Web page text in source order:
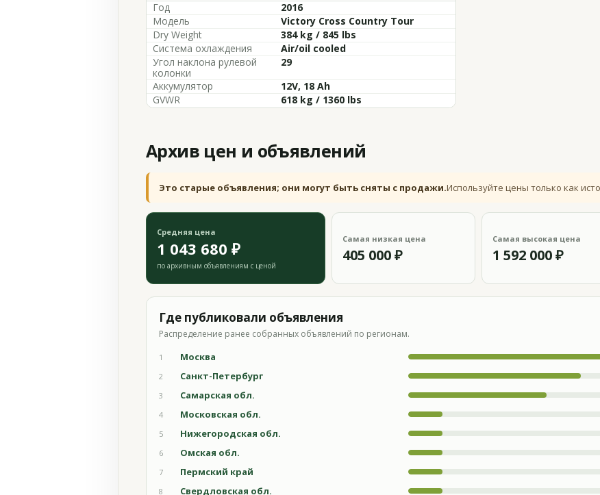
Год
2016
Модель
Victory Cross Country Tour
Dry Weight
384 kg / 845 lbs
Система охлаждения
Air/oil cooled
Угол наклона рулевой
колонки
29
Аккумулятор
12V, 18 Ah
GVWR
618 kg / 1360 lbs
Архив цен и объявлений
Это старые объявления; они могут быть сняты с продажи.Используйте цены только как
Средняя цена
1 043 680 ₽
по архивным объявлениям с ценой
Самая низкая цена
405 000 ₽
Самая высокая цена
1 592 000 ₽
Где публиковали объявления
Распределение ранее собранных объявлений по регионам.
1 Москва
2
Санкт-Петербург
3
Самарская обл.
4
Московская обл.
5
Нижегородская обл.
6
Омская обл.
7
Пермский край
8
Свердловская обл.